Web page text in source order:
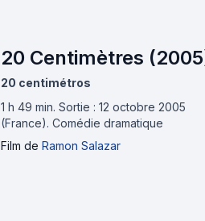
20 Centimètres
20 centimétros
1 h 49 min. Sortie : 12 octobre 2005
(France). Comédie dramatique
Film de Ramon Salazar